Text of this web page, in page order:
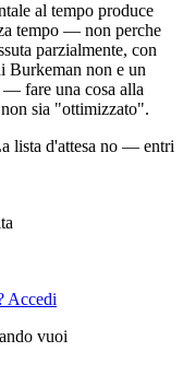
al tempo produce
tempo — non perche
parzialmente, con
Burkeman non e un
— fare una cosa alla
sia "ottimizzato".
lista d'attesa no — entri
Accedi
vuoi